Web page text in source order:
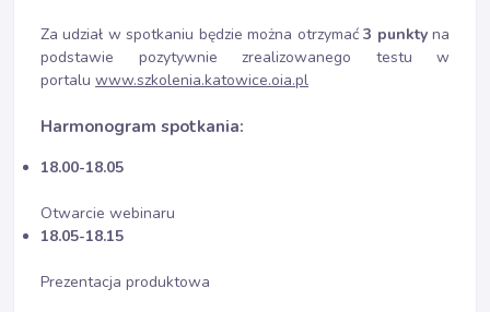
Za udział w spotkaniu będzie można otrzymać3 punktyna
podstawie pozytywnie zrealizowanego testu w
portalu www.szkolenia.katowice.oia.pl
Harmonogram spotkania:
18.00-18.05
Otwarcie webinaru
18.05-18.15
Prezentacja produktowa